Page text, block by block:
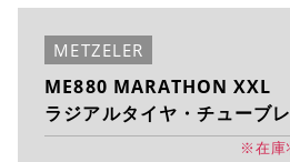
METZELER
ME880 MARATHON XXL
ラジアルタイヤ・チューブ
※在庫